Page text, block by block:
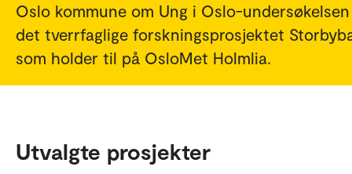
Oslo kommune om Ung i Oslo-
det tverrfaglige forskningsprosjektet
som holder til på OsloMet Holmlia.
Utvalgte prosjekter